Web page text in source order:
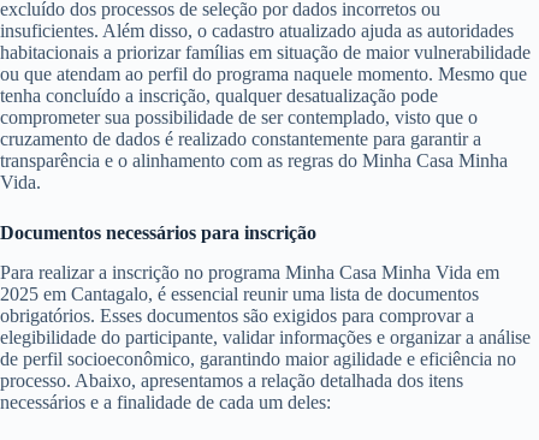
excluído dos processos de seleção por dados incorretos ou
insuficientes. Além disso, o cadastro atualizado ajuda as autoridades
habitacionais a priorizar famílias em situação de maior vulnerabilidade
ou que atendam ao perfil do programa naquele momento. Mesmo que
tenha concluído a inscrição, qualquer desatualização pode
comprometer sua possibilidade de ser contemplado, visto que o
cruzamento de dados é realizado constantemente para garantir a
transparência e o alinhamento com as regras do Minha Casa Minha
Vida.
Documentos necessários para inscrição
Para realizar a inscrição no programa Minha Casa Minha Vida em
2025 em Cantagalo, é essencial reunir uma lista de documentos
obrigatórios. Esses documentos são exigidos para comprovar a
elegibilidade do participante, validar informações e organizar a análise
de perfil socioeconômico, garantindo maior agilidade e eficiência no
processo. Abaixo, apresentamos a relação detalhada dos itens
necessários e a finalidade de cada um deles: